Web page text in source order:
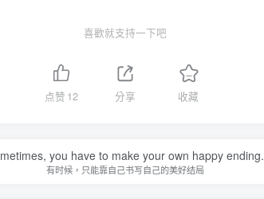
喜歡就支持一下吧
点赞 12 分享 收藏
you have to make your own happy ending.
有时候，只能靠自己书写自己的美好结局